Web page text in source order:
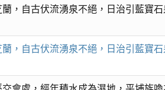
，自古伏流湧泉不絕，日治引藍寶
，自古伏流湧泉不絕，日治引藍寶